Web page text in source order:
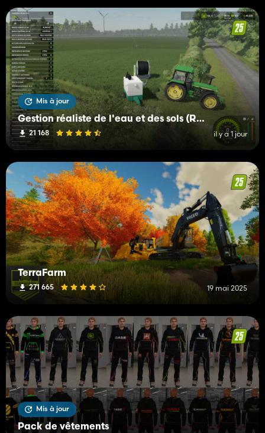
Mis à jour
Gestion réaliste de l'eau et des sols (RWSM)
21 168 il y a 1 jour
TerraFarm
271 665 19 mai 2025
Mis à jour
Pack de vêtements